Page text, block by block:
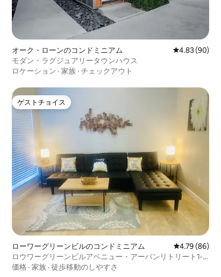
オーク・ローンのコンドミニアム レビュー90
4.83 (90)
モダン・ラグジュアリータウンハウス
ロケーション · 家族 · チェックアウト
ゲストチョイス
ゲストチョイス
ローワーグリーンビルのコンドミニアム レビュー86
4.79 (86)
ロウワーグリーンビルアベニュー・アーバンリトリート1-
BRコンドミニアム
価格 · 家族 · 徒歩移動のしやすさ